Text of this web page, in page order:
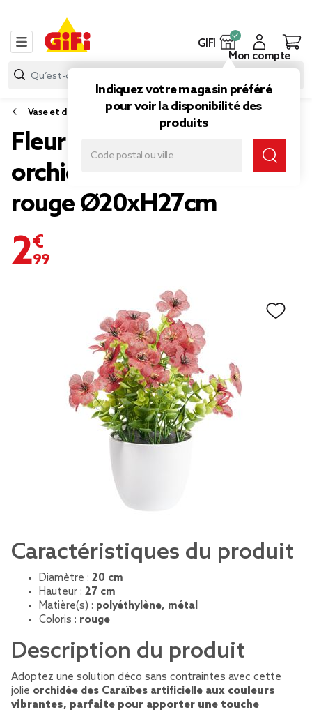
GIFI
Indiquez votre magasin préféré
pour voir la disponibilité des
produits
Mon compte
Vase et déco florale
Fleur artificielle dans pot
orchidée des Caraïbes
rouge Ø20xH27cm
2,99 €
Caractéristiques du produit
Diamètre : 20 cm
Hauteur : 27 cm
Matière(s) : polyéthylène, métal
Coloris : rouge
Description du produit
Adoptez une solution déco sans contraintes avec cette
jolie orchidée des Caraïbes artificielle aux couleurs
vibrantes, parfaite pour apporter une touche